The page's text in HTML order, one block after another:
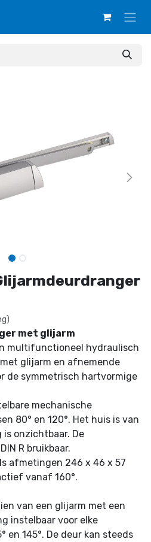
met glijarm
multifunctioneel hydraulisch
glijarm en afnemende
de symmetrisch hartvormige
mechanische
80° en 120°. Het huis is van
onzichtbaar. De
R bruikbaar.
afmetingen 246 x 46 x 57
vanaf 160°.
van een glijarm met een
instelbaar voor elke
en 145°. De deur kan steeds